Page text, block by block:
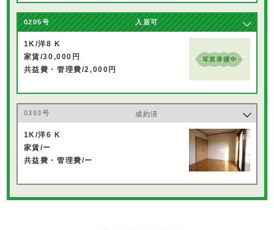
0205号 入居可
1K/洋8 K
家賃/30,000円
共益費・管理費/2,000円
0303号 成約済
1K/洋6 K
家賃/ー
共益費・管理費/ー